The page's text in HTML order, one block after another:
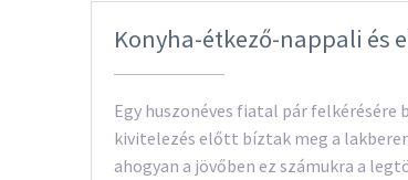
Konyha-étkező-nappali és
Egy huszonéves fiatal pár
kivitelezés előtt bíztak meg a
ahogyan a jövőben ez számukra a